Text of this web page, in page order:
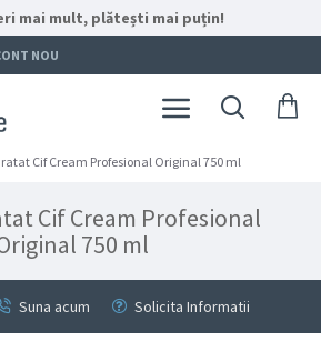
mai mult, plătești mai puțin!
NOU
Cif Cream Profesional Original 750 ml
Cif Cream Profesional
750 ml
Suna acum Solicita Informatii